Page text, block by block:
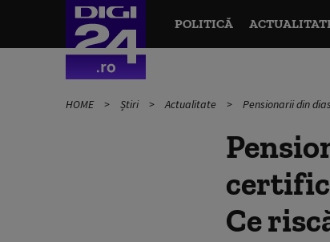
POLITICĂ
HOME Știri Actualitate Pensionarii din
Ce